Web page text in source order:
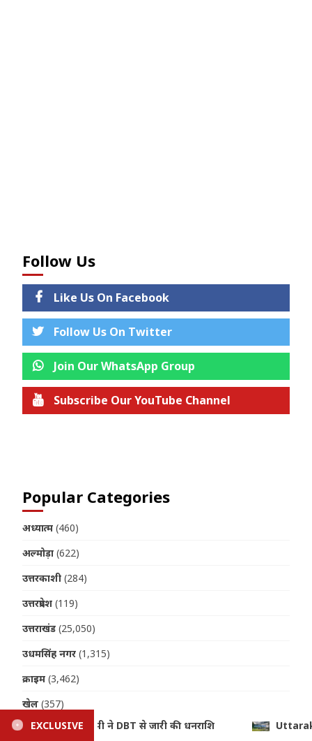
Follow Us
Like Us On Facebook
Follow Us On Twitter
Join Our WhatsApp Group
Subscribe Our YouTube Channel
Popular Categories
अध्यात्म (460)
अल्मोड़ा (622)
उत्तरकाशी (284)
उत्तरप्रदेश (119)
उत्तराखंड (25,050)
उधमसिंह नगर (1,315)
क्राइम (3,462)
खेल (357)
चंपावत(972)
EXCLUSIVE
Uttarakhand Weather: मानसून बरकरार, आज 4 जिलों में भारी